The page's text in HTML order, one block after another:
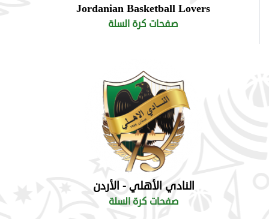
Jordanian Basketball Lovers
صفحات كرة السلة
النادي الأهلي - الأردن
صفحات كرة السلة